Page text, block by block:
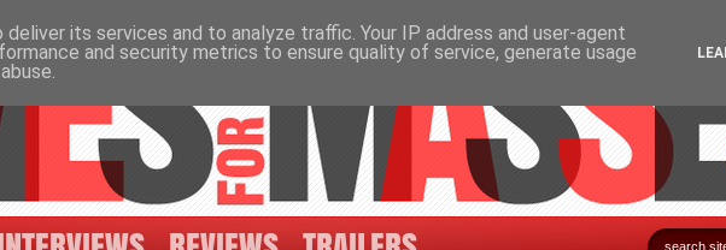
its services and to analyze traffic. Your IP address and user-agent
and security metrics to ensure quality of service, generate usage